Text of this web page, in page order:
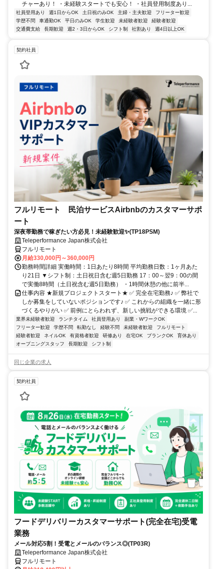
チャーあり！ ・未経験スタートでも安心！ ・社員登用制度あり...
社員登用あり 週1日からOK 土日祝のみOK 主婦・主夫歓迎
フリーター歓迎
学歴不問
車通勤OK 平日のみOK 学生歓迎 未経験者歓迎
経験者歓迎
交通費支給
長期歓迎 週2・3日からOK シフト制 社割あり 週4日以上OK
契約社員
フルリモート 民泊サービスAirbnbのカスタマーサポ
ート
深夜帯勤務で稼ぎたい方必見！未経験歓迎✨(TP18PSM)
Teleperformance Japan株式会社
フルリモート
月給330,000円～360,000円
勤務時間詳細 実働時間：1日あたり8時間 平均勤務日数：1ヶ月あた
り21日 ▼シフト制：土日祝日含む週5日勤務 17：00～翌9：00の間
で実働8時間（土日祝含む週5日勤務） ・1時間休憩の他に前半...
仕事内容 ★新規プロジェクトスタート★ ✅ 完全在宅勤務♪ ✅ 弊社で
しか募集をしていないポジションです♪ ✅ これからの組織を一緒に形
づくるやりがい ✅ 前例にとらわれず、新しい挑戦ができる環境 ✅...
業界未経験者歓迎 ランチタイム 社員登用あり
副業・WワークOK
フリーター歓迎
学歴不問 転勤なし 経験不問 未経験者歓迎
フルリモート
経験者歓迎
ネイルOK 有資格者歓迎 研修あり 在宅OK ブランクOK
育休あり
オープニングスタッフ
長期歓迎 シフト制
同じ企業の求人
契約社員
フードデリバリーカスタマーサポート(完全在宅)受電
業務
メール対応5割！受電とメールのバランス◎(TP03R)
Teleperformance Japan株式会社
フルリモート